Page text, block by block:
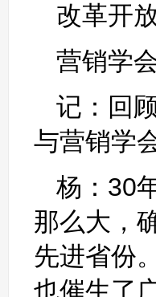
改革开
营销学
记：回
与营销学
杨：30
那么大，
先进省份
也催生了